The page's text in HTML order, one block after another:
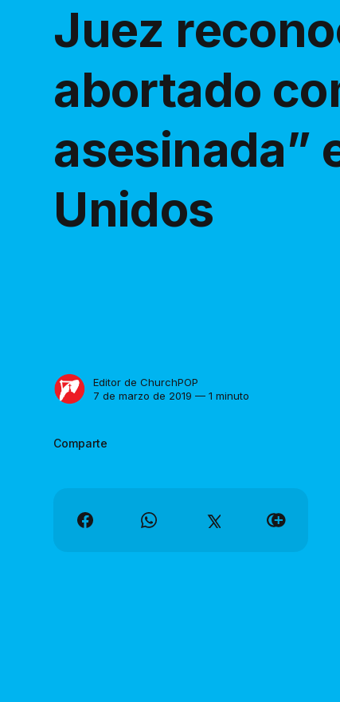
Juez
abortado
asesinada”
Unidos
Editor de ChurchPOP
7 de marzo de 2019 — 1 minuto
Comparte